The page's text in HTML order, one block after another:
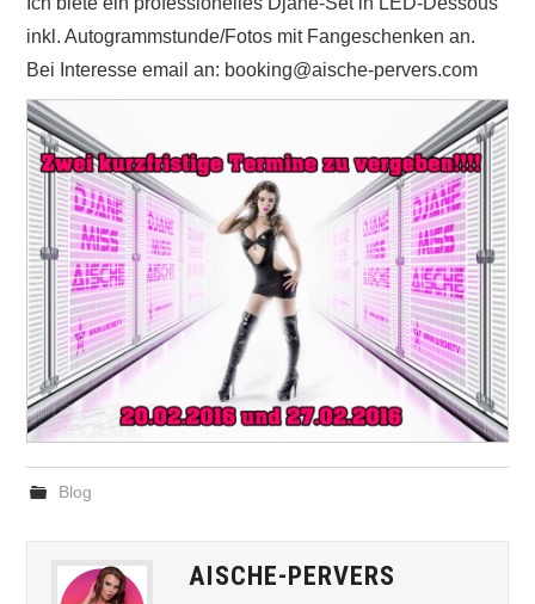
inkl. Autogrammstunde/Fotos mit Fangeschenken an.
Bei Interesse email an: booking@aische-pervers.com
Blog
AISCHE-PERVERS